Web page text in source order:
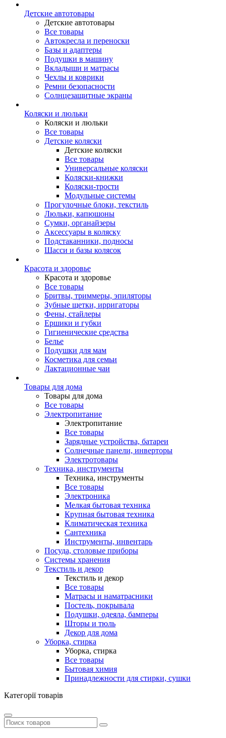
Детские автотовары
Детские автотовары
Все товары
Автокресла и переноски
Базы и адаптеры
Подушки в машину
Вкладыши и матрасы
Чехлы и коврики
Ремни безопасности
Солнцезащитные экраны
Коляски и люльки
Коляски и люльки
Все товары
Детские коляски
Детские коляски
Все товары
Универсальные коляски
Коляски-книжки
Коляски-трости
Модульные системы
Прогулочные блоки, текстиль
Люльки, капюшоны
Сумки, органайзеры
Аксессуары в коляску
Подстаканники, подносы
Шасси и базы колясок
Красота и здоровье
Красота и здоровье
Все товары
Бритвы, триммеры, эпиляторы
Зубные щетки, ирригаторы
Фены, стайлеры
Ершики и губки
Гигиенические средства
Белье
Подушки для мам
Косметика для семьи
Лактационные чаи
Товары для дома
Товары для дома
Все товары
Электропитание
Электропитание
Все товары
Зарядные устройства, батареи
Солнечные панели, инверторы
Электротовары
Техника, инструменты
Техника, инструменты
Все товары
Электроника
Мелкая бытовая техника
Крупная бытовая техника
Климатическая техника
Сантехника
Инструменты, инвентарь
Посуда, столовые приборы
Системы хранения
Текстиль и декор
Текстиль и декор
Все товары
Матрасы и наматрасники
Постель, покрывала
Подушки, одеяла, бамперы
Шторы и тюль
Декор для дома
Уборка, стирка
Уборка, стирка
Все товары
Бытовая химия
Принадлежности для стирки, сушки
Категорії товарів